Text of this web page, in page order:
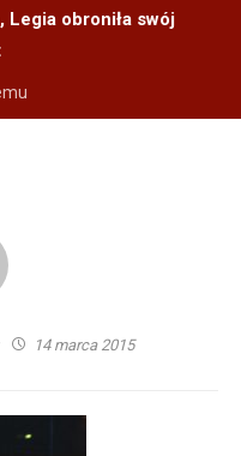
Legia obroniła swój
14 marca 2015